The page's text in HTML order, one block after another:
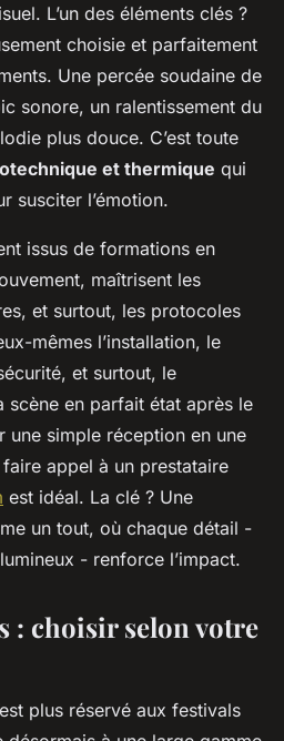
L’un des éléments clés ?
choisie et parfaitement
Une percée soudaine de
sonore, un ralentissement du
plus douce. C’est toute
et thermique qui
susciter l’émotion.
issus de formations en
maîtrisent les
et surtout, les protocoles
mêmes l’installation, le
et surtout, le
scène en parfait état après le
une simple réception en une
appel à un prestataire
est idéal. La clé ? Une
un tout, où chaque détail -
- renforce l’impact.
: choisir selon votre
plus réservé aux festivals